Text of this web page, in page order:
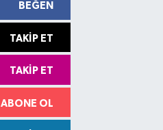
BEĞEN
TAKIP ET
TAKIP ET
ABONE OL